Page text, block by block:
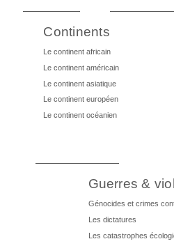
Continents
Le continent africain
Le continent américain
Le continent asiatique
Le continent européen
Le continent océanien
Guerres &
Génocides et crimes
Les dictatures
Les catastrophes